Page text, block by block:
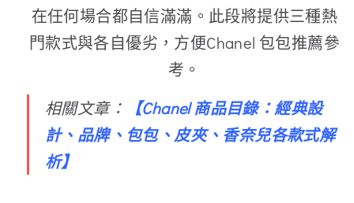
在任何場合都自信滿滿。此段將提供三種熱
門款式與各自優劣，方便Chanel 包包推薦參
考。
相關文章：
【Chanel 商品目錄：經典設
計、品牌、包包、皮夾、香奈兒各款式解
析】